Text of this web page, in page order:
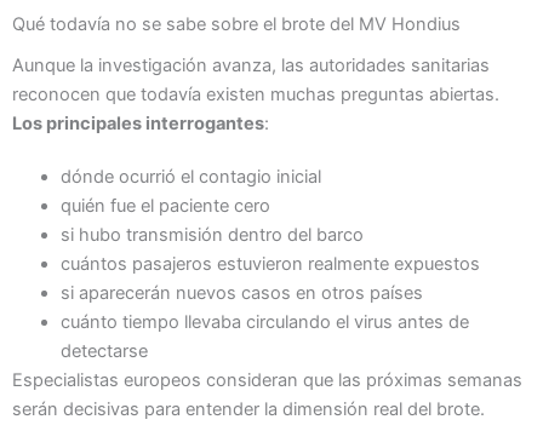
Qué todavía no se sabe sobre el brote del MV Hondius
Aunque la investigación avanza, las autoridades sanitarias
reconocen que todavía existen muchas preguntas abiertas.
Los principales interrogantes:
dónde ocurrió el contagio inicial
quién fue el paciente cero
si hubo transmisión dentro del barco
cuántos pasajeros estuvieron realmente expuestos
si aparecerán nuevos casos en otros países
cuánto tiempo llevaba circulando el virus antes de
detectarse
Especialistas europeos consideran que las próximas semanas
serán decisivas para entender la dimensión real del brote.